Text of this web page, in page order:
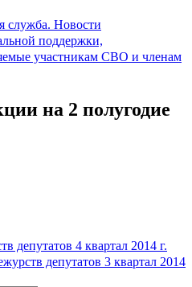
служба. Новости
поддержки,
участникам СВО и членам
на 2 полугодие
депутатов 4 квартал 2014 г.
депутатов 3 квартал 2014